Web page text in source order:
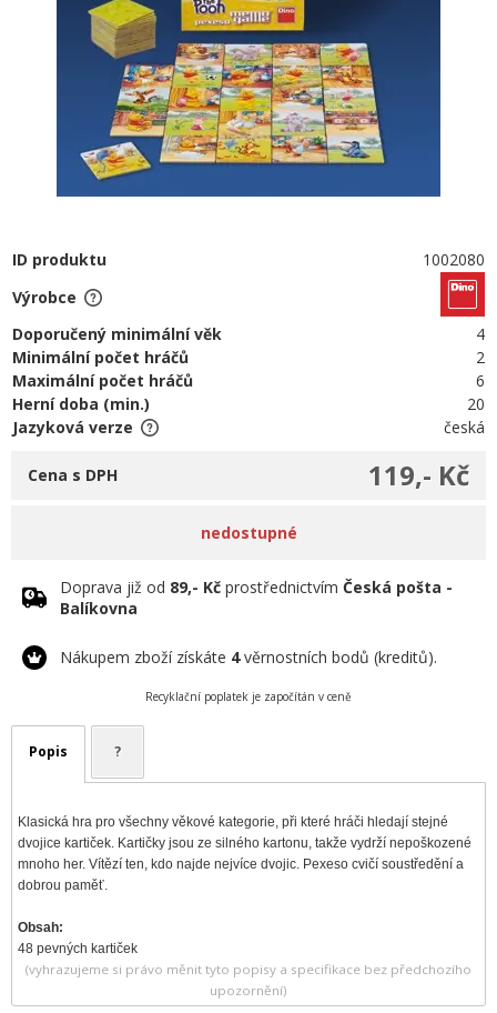
ID produktu
1002080
Výrobce
Doporučený minimální věk
4
Minimální počet hráčů
2
Maximální počet hráčů
6
Herní doba (min.)
20
Jazyková verze
česká
119,- Kč
Cena s DPH
nedostupné
Doprava již od 89,- Kč prostřednictvím Česká pošta -
Balíkovna
Nákupem zboží získáte 4věrnostních bodů (kreditů).
Recyklační poplatek je započítán v ceně
Popis ?
Klasická hra pro všechny věkové kategorie, při které hráči hledají stejné
dvojice kartiček. Kartičky jsou ze silného kartonu, takže vydrží nepoškozené
mnoho her. Vítězí ten, kdo najde nejvíce dvojic. Pexeso cvičí soustředění a
dobrou paměť.
Obsah:
48 pevných kartiček
(vyhrazujeme si právo měnit tyto popisy a specifikace bez předchozího
upozornění)